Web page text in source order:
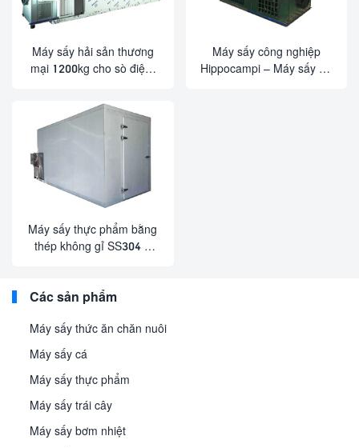
Máy sấy hải sản thương
mại 1200kg cho sò điệp,
công suất lớn
Máy sấy công nghiệp
Hippocampi – Máy sấy đa
Máy sấy thực phẩm bằng
thép không gỉ SS304 –
mực nang
Các sản phẩm
Máy sấy thức ăn chăn nuôi
Máy sấy cá
Máy sấy thực phẩm
Máy sấy trái cây
Máy sấy bơm nhiệt